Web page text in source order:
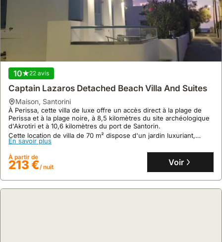
9.9 300 avis
Premium Two Bedroom Villa With Jacuzzi & Sea
View
maison ,Santorini
Offrant une vue imprenable sur la mer Égée, cette villa exclusive à
Santorin propose un accès privé à la côte, à seulement 50 mètres
de la mer, avec un stationnement privé inclus.
Cette maison de vacances dispose de deux chambres, d'une
cuisine entièrement équipée, d'un salon spacieux et d'une
véranda privée avec jacuzzi chauffé, le tout dans un cadre
préservé avec des éléments architecturaux traditionnels.
À partir de
251 € Voir
10 22 avis
Captain Lazaros Detached Beach Villa And Suites
maison, Santorini
À Perissa, cette villa de luxe offre un accès direct à la plage de
Perissa et à la plage noire, à 8,5 kilomètres du site archéologique
d'Akrotiri et à 10,6 kilomètres du port de Santorin.
Cette location de villa de 70 m² dispose d'un jardin luxuriant,
d'une piscine privée et d'un jacuzzi sur un terrain de 750 m², avec
climatisation, internet et une cuisine équipée.
En savoir plus
À partir de
213 €/ nuit Voir